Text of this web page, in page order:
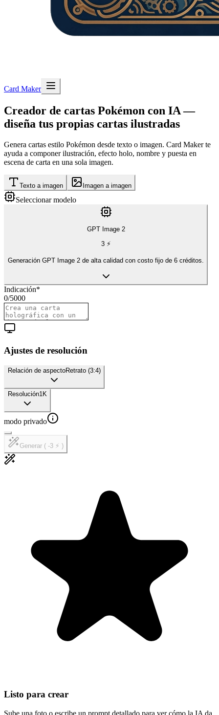
Card Maker
Creador de cartas Pokémon con IA —
diseña tus propias cartas ilustradas
Genera cartas estilo Pokémon desde texto o imagen. Card Maker te
ayuda a componer ilustración, efecto holo, nombre y puesta en
escena de carta en una sola imagen.
Texto a imagen Imagen a imagen
Seleccionar modelo
GPT Image 2
3⚡
Generación GPT Image 2 de alta calidad con costo fijo de 6 créditos.
Indicación*
0/5000
Ajustes de resolución
Relación de aspectoRetrato (3:4)
Resolución1K
modo privado
Generar ( -3 ⚡ )
Listo para crear
Sube una foto o escribe un prompt detallado para ver cómo la IA da